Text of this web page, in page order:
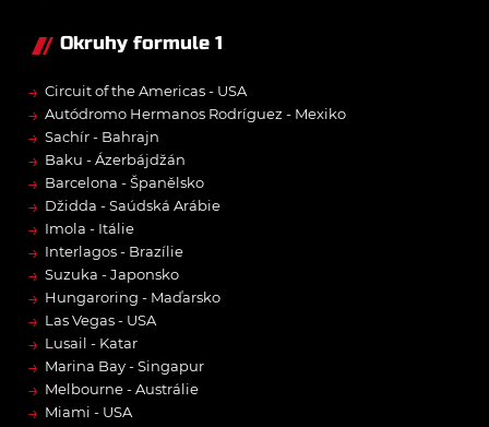
Okruhy formule 1
→ Circuit of the Americas - USA
→ Autódromo Hermanos Rodríguez - Mexiko
→ Sachír - Bahrajn
→ Baku - Ázerbájdžán
→ Barcelona - Španělsko
→ Džidda - Saúdská Arábie
→ Imola - Itálie
→ Interlagos - Brazílie
→ Suzuka - Japonsko
→ Hungaroring - Maďarsko
→ Las Vegas - USA
→ Lusail - Katar
→ Marina Bay - Singapur
→ Melbourne - Austrálie
→ Miami - USA